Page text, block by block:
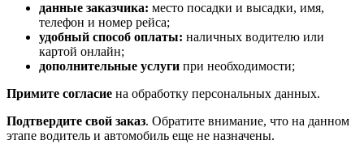
данные заказчика: место посадки и высадки, имя,
телефон и номер рейса;
удобный способ оплаты: наличных водителю или
картой онлайн;
дополнительные услуги при необходимости;
Примите согласие на обработку персональных данных.
Подтвердите свой заказ. Обратите внимание, что на данном
этапе водитель и автомобиль еще не назначены.